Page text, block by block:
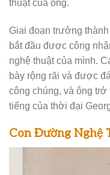
thuật của ông.
Giai đoạn trưởng
bắt đầu được công
nghệ thuật của mình.
bày rộng rãi và được
công chúng, và ông
tiếng của thời đại
Con Đường Nghệ